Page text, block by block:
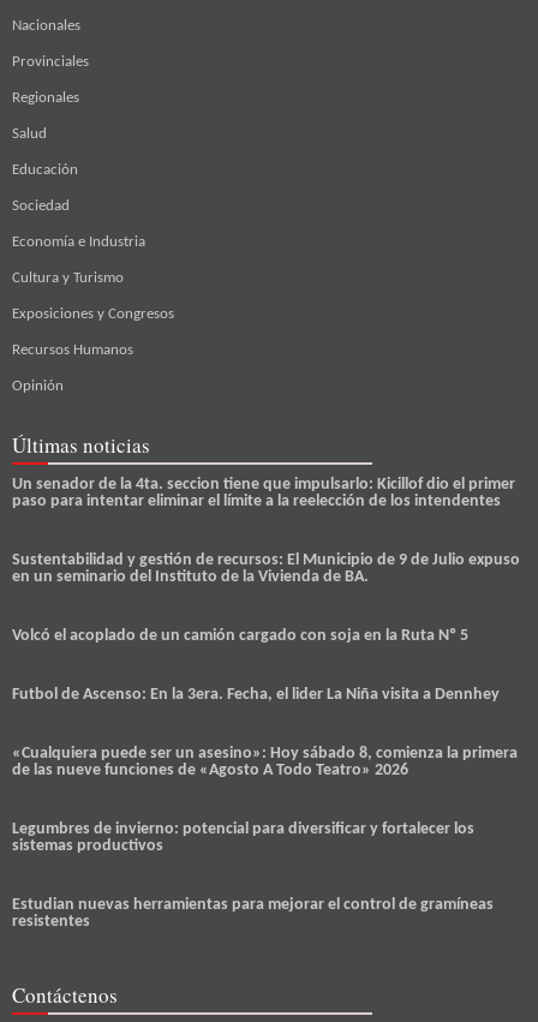
Nacionales
Provinciales
Regionales
Salud
Educación
Sociedad
Economía e Industria
Cultura y Turismo
Exposiciones y Congresos
Recursos Humanos
Opinión
Últimas noticias
Un senador de la 4ta. seccion tiene que impulsarlo: Kicillof dio el primer
paso para intentar eliminar el límite a la reelección de los intendentes
Sustentabilidad y gestión de recursos: El Municipio de 9 de Julio expuso
en un seminario del Instituto de la Vivienda de BA.
Volcó el acoplado de un camión cargado con soja en la Ruta Nº 5
Futbol de Ascenso: En la 3era. Fecha, el lider La Niña visita a Dennhey
«Cualquiera puede ser un asesino»: Hoy sábado 8, comienza la primera
de las nueve funciones de «Agosto A Todo Teatro» 2026
Legumbres de invierno: potencial para diversificar y fortalecer los
sistemas productivos
Estudian nuevas herramientas para mejorar el control de gramíneas
resistentes
Contáctenos